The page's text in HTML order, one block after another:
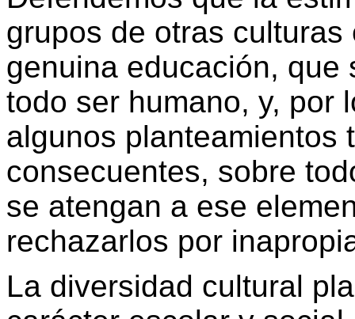
grupos de otras
genuina educación, que
todo ser humano, y, por
algunos planteamientos
consecuentes, sobre
se atengan a ese
rechazarlos por
La diversidad cultural